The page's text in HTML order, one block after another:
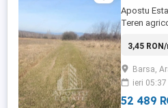
Apostu
Teren
Suprafata:
ofera spre
suprafata
din 2 CF-uri.
3,45
Barsa,
ieri 05:37
52 489